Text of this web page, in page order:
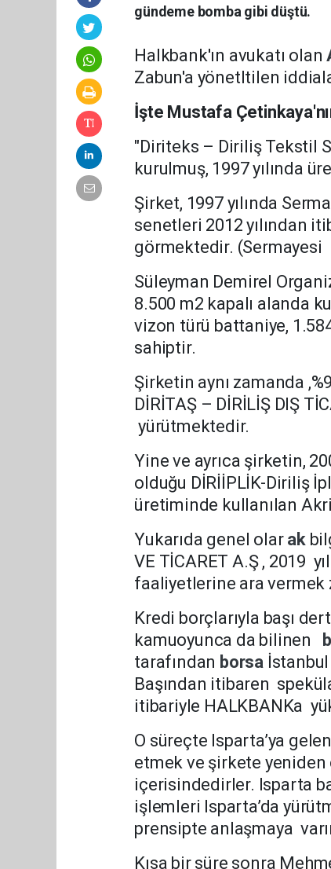
gündeme bomba gibi düştü.
Halkbank'ın avukatı olan
Zabun'a yönetltilen
İşte Mustafa
"Diriteks – Diriliş Tekstil
kurulmuş, 1997 yılında
Şirket, 1997 yılında
senetleri 2012 yılından
görmektedir. (Sermayesi
Süleyman Demirel
8.500 m2 kapalı alanda
vizon türü battaniye,
sahiptir.
Şirketin aynı zamanda
DİRİTAŞ – DİRİLİŞ DIŞ
yürütmektedir.
Yine ve ayrıca şirketin,
olduğu DİRİİPLİK-Diriliş
üretiminde kullanılan
Yukarıda genel olar ak
VE TİCARET A.Ş , 2019
faaliyetlerine ara vermek
Kredi borçlarıyla başı
kamuoyunca da bilinen
tarafından borsa
Başından itibaren
itibariyle HALKBANKa
O süreçte Isparta’ya
etmek ve şirkete yeniden
içerisindedirler. Isparta
işlemleri Isparta’da
prensipte anlaşmaya
Kısa bir süre sonra